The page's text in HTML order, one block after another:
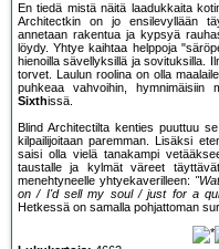
En tiedä mistä näitä laadukkaita
Architectkin on jo ensilevyllään
annetaan rakentua ja kypsyä
löydy. Yhtye kaihtaa helppoja
hienoilla sävellyksillä ja sovituksilla.
torvet. Laulun roolina on olla
puhkeaa vahvoihin, hymnimäisiin
Sixthissä.
Blind Architectilta kenties puuttuu
kilpailijoitaan paremman. Lisäksi
saisi olla vielä tanakampi
taustalle ja kylmät väreet
menehtyneelle yhtyekaverilleen:
on / I'd sell my soul / just for a
Hetkessä on samalla pohjattoman